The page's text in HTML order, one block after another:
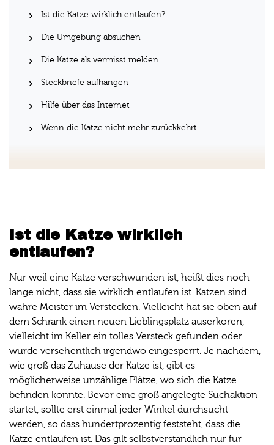
Ist die Katze wirklich entlaufen?
Die Umgebung absuchen
Die Katze als vermisst melden
Steckbriefe aufhängen
Hilfe über das Internet
Wenn die Katze nicht mehr zurückkehrt
Ist die Katze wirklich
entlaufen?
Nur weil eine Katze verschwunden ist, heißt dies noch
lange nicht, dass sie wirklich entlaufen ist. Katzen sind
wahre Meister im Verstecken. Vielleicht hat sie oben auf
dem Schrank einen neuen Lieblingsplatz auserkoren,
vielleicht im Keller ein tolles Versteck gefunden oder
wurde versehentlich irgendwo eingesperrt. Je nachdem,
wie groß das Zuhause der Katze ist, gibt es
möglicherweise unzählige Plätze, wo sich die Katze
befinden könnte. Bevor eine groß angelegte Suchaktion
startet, sollte erst einmal jeder Winkel durchsucht
werden, so dass hundertprozentig feststeht, dass die
Katze entlaufen ist. Das gilt selbstverständlich nur für